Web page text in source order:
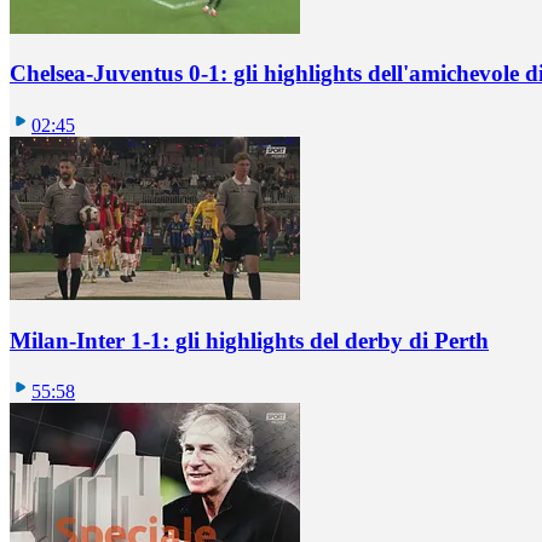
Chelsea-Juventus 0-1: gli highlights dell'amichevole
02:45
Milan-Inter 1-1: gli highlights del derby di Perth
55:58